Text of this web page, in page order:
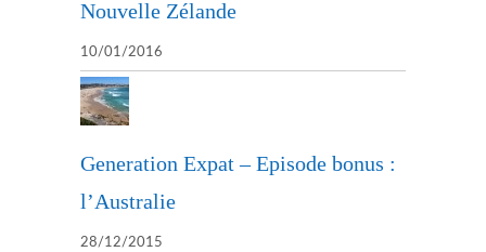
Nouvelle Zélande
10/01/2016
Generation Expat – Episode bonus :
l’Australie
28/12/2015